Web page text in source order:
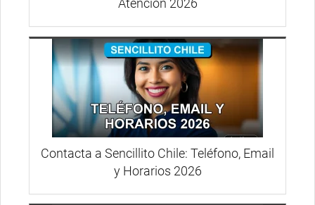
Atención 2026
Contacta a Sencillito Chile: Teléfono, Email
y Horarios 2026